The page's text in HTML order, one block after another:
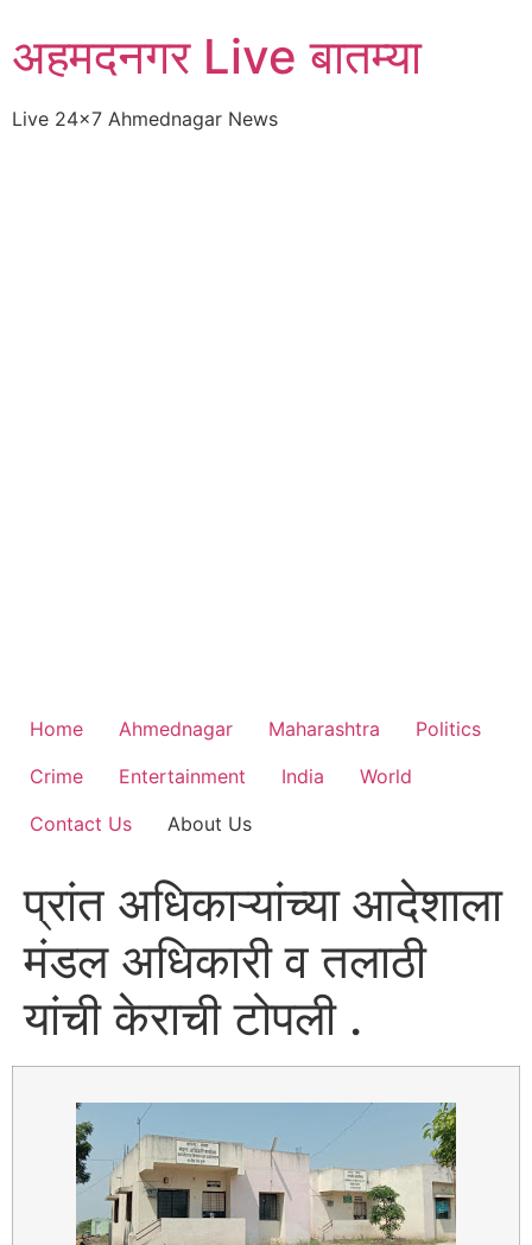
to
content
अहमदनगर Live बातम्या
Live 24×7 Ahmednagar News
Home Ahmednagar Maharashtra
Politics
Crime
Entertainment India
World
Contact Us
About Us
प्रांत अधिकाऱ्यांच्या आदेशाला
मंडल अधिकारी व तलाठी
यांची केराची टोपली .